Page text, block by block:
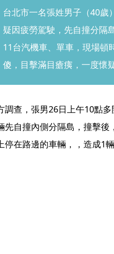
台北市一名張姓男子（40歲
疑因疲勞駕駛，先自撞分隔
11台汽機車、單車，現場頓
傻，目擊滿目瘡痍，一度懷
調查，張男26日上午10點
先自撞內側分隔島，撞擊
停在路邊的車輛，，造成1